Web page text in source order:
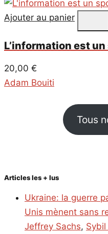
Ajouter au panier
L’information est
20,00 €
Adam Bouiti
Tous
Articles les + lus
Ukraine: la guerre
Unis mènent sans
Jeffrey Sachs, Sybil